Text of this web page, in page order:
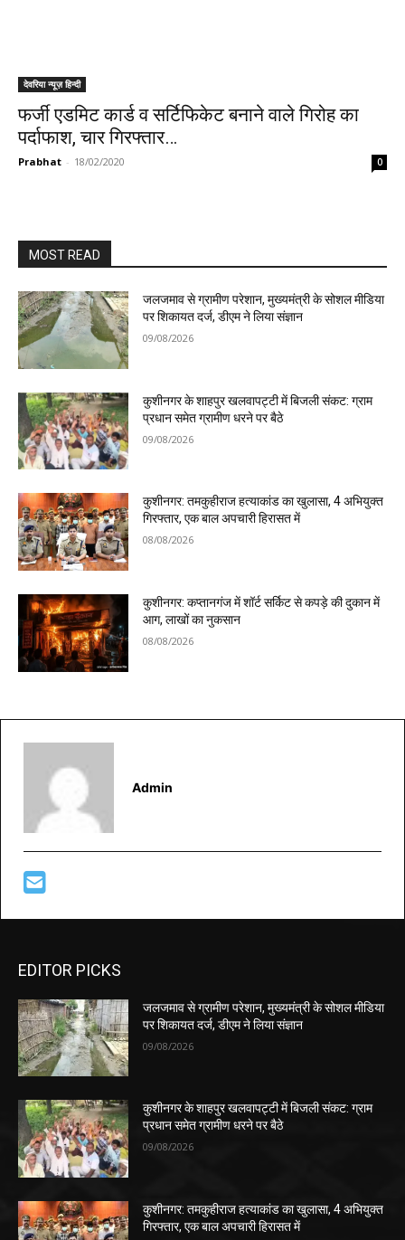
देवरिया न्यूज़ हिन्दी
फर्जी एडमिट कार्ड व सर्टिफिकेट बनाने वाले गिरोह का
पर्दाफाश, चार गिरफ्तार…
Prabhat - 18/02/2020 0
MOST READ
जलजमाव से ग्रामीण परेशान, मुख्यमंत्री के सोशल मीडिया
पर शिकायत दर्ज, डीएम ने लिया संज्ञान
09/08/2026
कुशीनगर के शाहपुर खलवापट्टी में बिजली संकट: ग्राम
प्रधान समेत ग्रामीण धरने पर बैठे
09/08/2026
कुशीनगर: तमकुहीराज हत्याकांड का खुलासा, 4 अभियुक्त
गिरफ्तार, एक बाल अपचारी हिरासत में
08/08/2026
कुशीनगर: कप्तानगंज में शॉर्ट सर्किट से कपड़े की दुकान में
आग, लाखों का नुकसान
08/08/2026
Admin
EDITOR PICKS
जलजमाव से ग्रामीण परेशान, मुख्यमंत्री के सोशल मीडिया
पर शिकायत दर्ज, डीएम ने लिया संज्ञान
09/08/2026
कुशीनगर के शाहपुर खलवापट्टी में बिजली संकट: ग्राम
प्रधान समेत ग्रामीण धरने पर बैठे
09/08/2026
कुशीनगर: तमकुहीराज हत्याकांड का खुलासा, 4 अभियुक्त
गिरफ्तार, एक बाल अपचारी हिरासत में